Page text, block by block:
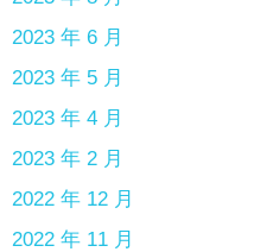
2023 年 6 月
2023 年 5 月
2023 年 4 月
2023 年 2 月
2022 年 12 月
2022 年 11 月